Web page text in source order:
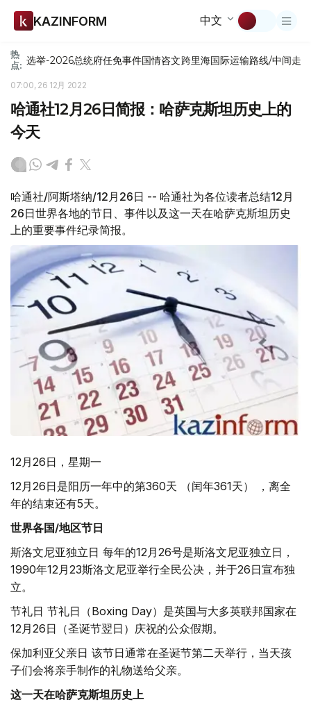
KAZINFORM 中文
热
点: 选举-2026总统府任免事件国情咨文跨里海国际运输路线/中间走廊
07:00, 26 12月 2022
哈通社12月26日简报：哈萨克斯坦历史上的
今天
哈通社/阿斯塔纳/12月26日 -- 哈通社为各位读者总结12月
26日世界各地的节日、事件以及这一天在哈萨克斯坦历史
上的重要事件纪录简报。
12月26日，星期一
12月26日是阳历一年中的第360天 （闰年361天） ，离全
年的结束还有5天。
世界各国/地区节日
斯洛文尼亚独立日 每年的12月26号是斯洛文尼亚独立日，
1990年12月23斯洛文尼亚举行全民公决，并于26日宣布独
立。
节礼日 节礼日（Boxing Day）是英国与大多英联邦国家在
12月26日（圣诞节翌日）庆祝的公众假期。
保加利亚父亲日 该节日通常在圣诞节第二天举行，当天孩
子们会将亲手制作的礼物送给父亲。
这一天在哈萨克斯坦历史上